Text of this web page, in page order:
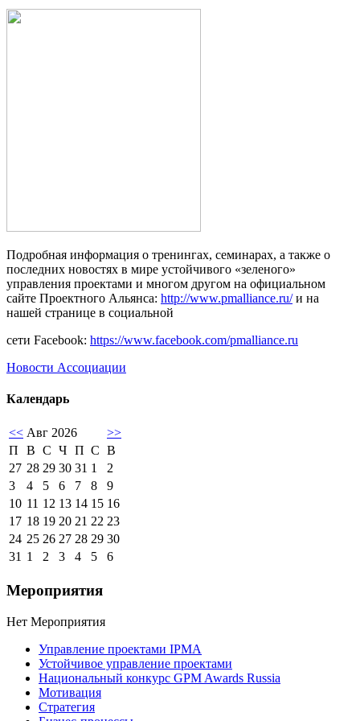
Подробная информация о тренингах, семинарах, а также о
последних новостях в мире устойчивого «зеленого»
управления проектами и многом другом на официальном
сайте Проектного Альянса: http://www.pmalliance.ru/и на
нашей странице в социальной
сети Facebook: https://www.facebook.com/pmalliance.ru
Новости Ассоциации
Календарь
<< Авг 2026
>>
П
В С Ч П С В
27 28 29 30 31 1
2
3
4 5 6 7 8
9
10 11 12 13 14 15 16
17 18 19 20 21 22 23
24 25 26 27 28 29 30
31 1 2 3 4 5 6
Мероприятия
Нет Мероприятия
Управление проектами IPMA
Устойчивое управление проектами
Национальный конкурс GPM Awards Russia
Мотивация
Стратегия